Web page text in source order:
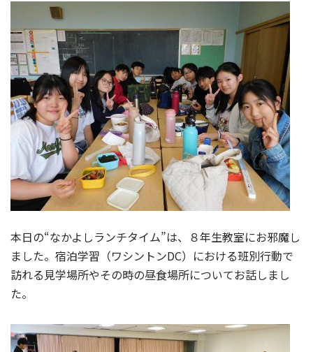
本日の“なかよしランチタイム”は、８年生教室にお邪魔し
ました。宿泊学習（ワシントンDC）における班別行動で
訪れる見学場所やその時の昼食場所についてお話しまし
た。